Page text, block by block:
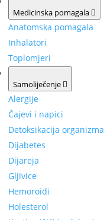
Medicinska pomagala
Anatomska pomagala
Inhalatori
Toplomjeri
Samoliječenje
Alergije
Čajevi i napici
Detoksikacija organizma
Dijabetes
Dijareja
Gljivice
Hemoroidi
Holesterol